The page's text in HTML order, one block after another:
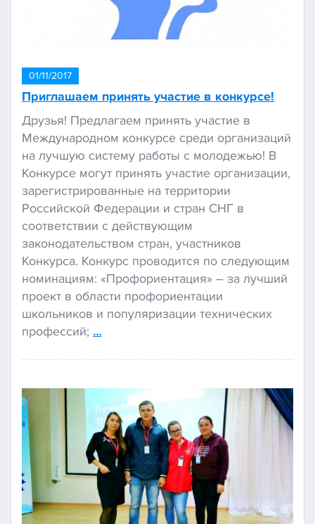
01/11/2017
Приглашаем принять участие в конкурсе!
Друзья! Предлагаем принять участие в
Международном конкурсе среди организаций
на лучшую систему работы с молодежью! В
Конкурсе могут принять участие организации,
зарегистрированные на территории
Российской Федерации и стран СНГ в
соответствии с действующим
законодательством стран, участников
Конкурса. Конкурс проводится по следующим
номинациям: «Профориентация» – за лучший
проект в области профориентации
школьников и популяризации технических
профессий; …